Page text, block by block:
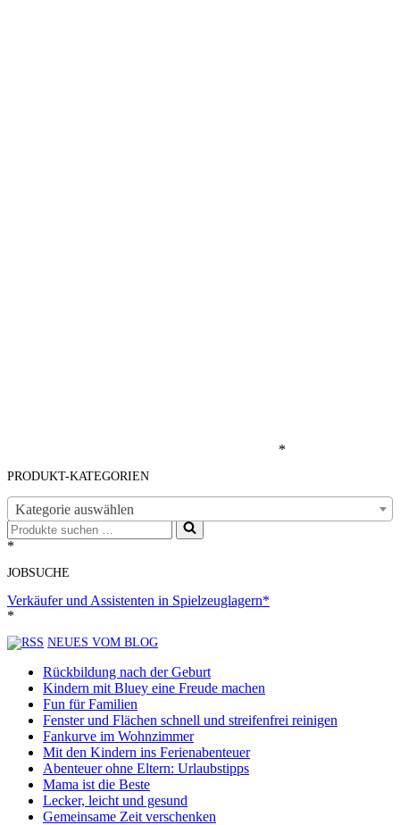
*
PRODUKT-KATEGORIEN
Kategorie auswählen
Suchen
nach …
*
JOBSUCHE
Verkäufer und Assistenten in Spielzeuglagern*
*
NEUES VOM BLOG
Rückbildung nach der Geburt
Kindern mit Bluey eine Freude machen
Fun für Familien
Fenster und Flächen schnell und streifenfrei reinigen
Fankurve im Wohnzimmer
Mit den Kindern ins Ferienabenteuer
Abenteuer ohne Eltern: Urlaubstipps
Mama ist die Beste
Lecker, leicht und gesund
Gemeinsame Zeit verschenken